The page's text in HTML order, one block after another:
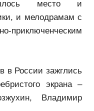
место и
и мелодрамам с
в России зажглись
экрана –
Владимир